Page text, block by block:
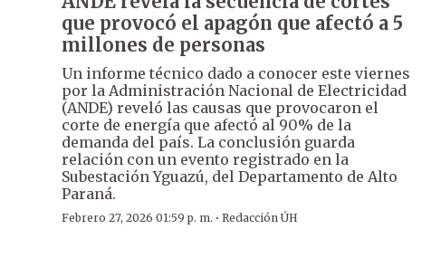
que provocó el apagón que afectó a 5
millones de personas
Un informe técnico dado a conocer este viernes
por la Administración Nacional de Electricidad
(ANDE) reveló las causas que provocaron el
corte de energía que afectó al 90% de la
demanda del país. La conclusión guarda
relación con un evento registrado en la
Subestación Yguazú, del Departamento de Alto
Paraná.
Febrero 27, 2026 01:59 p. m. · Redacción ÚH